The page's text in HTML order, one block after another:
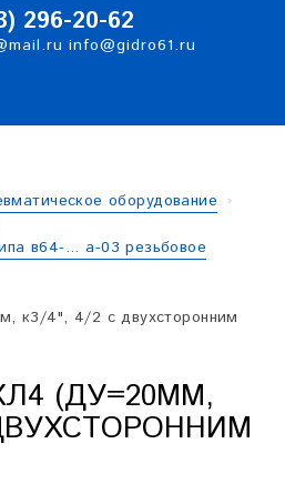
296-20-62
info@gidro61.ru
оборудование
в64-... а-03 резьбовое
к3/4", 4/2 с двухсторонним
(ДУ=20ММ,